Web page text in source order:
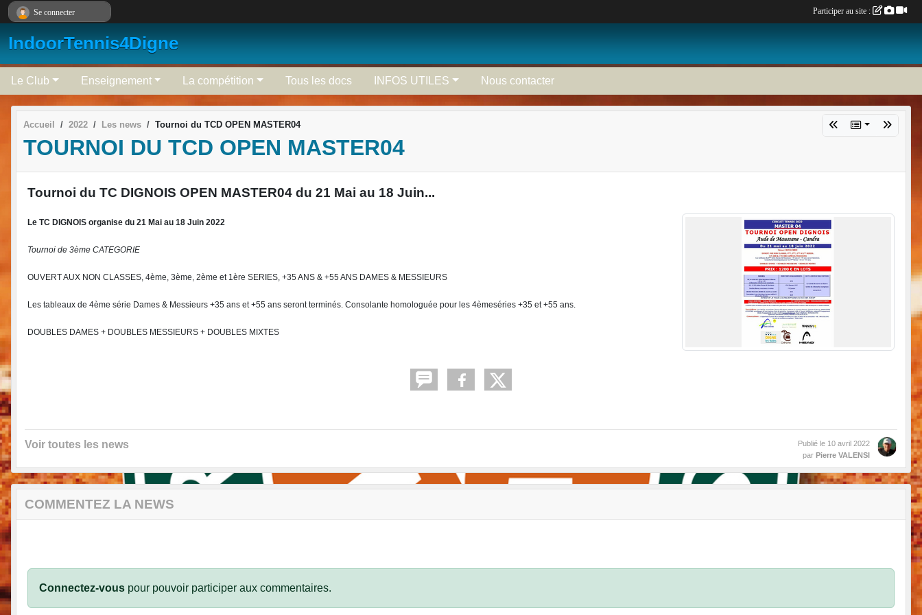
IndoorTennis4Digne
Le Club Enseignement La compétition Tous les docs INFOS UTILES Nous contacter
Accueil 2022 Les news Tournoi du TCD OPEN MASTER04
TOURNOI DU TCD OPEN MASTER04
Tournoi du TC DIGNOIS OPEN MASTER04 du 21 Mai au 18 Juin...
Le TC DIGNOIS organise du 21 Mai au 18 Juin 2022
Tournoi de 3ème CATEGORIE
OUVERT AUX NON CLASSES, 4ème, 3ème, 2ème et 1ère SERIES , +35 ANS & +55 ANS DAMES & MESSIEURS
Les tableaux de 4ème série Dames & Messieurs +35 ans et +55 ans seront terminés. Consolante homologuée pour les 4èmeséries +35 et +55 ans.
DOUBLES DAMES + DOUBLES MESSIEURS + DOUBLES MIXTES
Voir toutes les news Publié le 10 avril 2022
par Pierre VALENSI
COMMENTEZ LA NEWS
Connectez-vous pour pouvoir participer aux commentaires.
Se connecter Participer au site :
Panneau de gestion des cookies